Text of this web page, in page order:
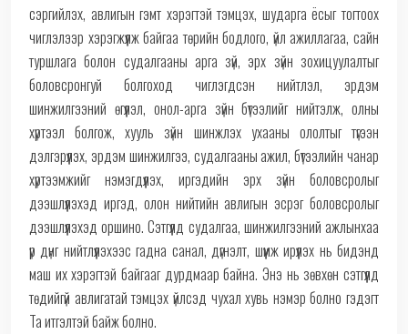
сэргийлэх, авлигын гэмт хэрэгтэй тэмцэх, шударга ёсыг тогтоох
чиглэлээр хэрэгжүүлж байгаа төрийн бодлого, үйл ажиллагаа, сайн
туршлага болон судалгааны арга зүй, эрх зүйн зохицуулалтыг
боловсронгуй болгоход чиглэгдсэн нийтлэл, эрдэм
шинжилгээний өгүүлэл, онол-арга зүйн бүтээлийг нийтэлж, олны
хүртээл болгож, хууль зүйн шинжлэх ухааны ололтыг түгээн
дэлгэрүүлэх, эрдэм шинжилгээ, судалгааны ажил, бүтээлийн чанар
хүртээмжийг нэмэгдүүлэх, иргэдийн эрх зүйн боловсролыг
дээшлүүлэхэд иргэд, олон нийтийн авлигын эсрэг боловсролыг
дээшлүүлэхэд оршино. Сэтгүүлд судалгаа, шинжилгээний ажлынхаа
үр дүнг нийтлүүлэхээс гадна санал, дүгнэлт, шүүмж ирүүлэх нь бидэнд
маш их хэрэгтэй байгааг дурдмаар байна. Энэ нь зөвхөн сэтгүүлд
төдийгүй авлигатай тэмцэх үйлсэд чухал хувь нэмэр болно гэдэгт
Та итгэлтэй байж болно.